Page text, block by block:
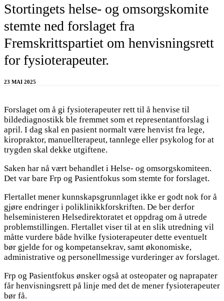
Stortingets helse- og omsorgskomite
stemte ned forslaget fra
Fremskrittspartiet om henvisningsrett
for fysioterapeuter.
23 MAI 2025
Forslaget om å gi fysioterapeuter rett til å henvise til
bildediagnostikk ble fremmet som et representantforslag i
april. I dag skal en pasient normalt være henvist fra lege,
kiropraktor, manuellterapeut, tannlege eller psykolog for at
trygden skal dekke utgiftene.
Saken har nå vært behandlet i Helse- og omsorgskomiteen.
Det var bare Frp og Pasientfokus som stemte for forslaget.
Flertallet mener kunnskapsgrunnlaget ikke er godt nok for å
gjøre endringer i poliklinikkforskriften. De ber derfor
helseministeren Helsedirektoratet et oppdrag om å utrede
problemstillingen. Flertallet viser til at en slik utredning vil
måtte vurdere både hvilke fysioterapeuter dette eventuelt
bør gjelde for og kompetansekrav, samt økonomiske,
administrative og personellmessige vurderinger av forslaget.
Frp og Pasientfokus ønsker også at osteopater og naprapater
får henvisningsrett på linje med det de mener fysioterapeuter
bør få.